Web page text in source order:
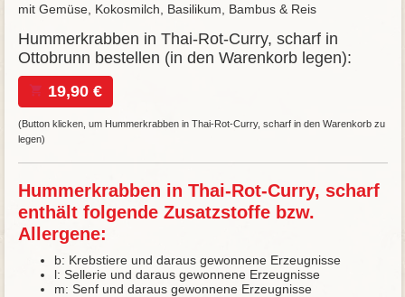
mit Gemüse, Kokosmilch, Basilikum, Bambus & Reis
Hummerkrabben in Thai-Rot-Curry, scharf in
Ottobrunn bestellen (in den Warenkorb legen):
19,90 €
(Button klicken, um Hummerkrabben in Thai-Rot-Curry, scharf in den Warenkorb zu
legen)
Hummerkrabben in Thai-Rot-Curry, scharf
enthält folgende Zusatzstoffe bzw.
Allergene:
b: Krebstiere und daraus gewonnene Erzeugnisse
l: Sellerie und daraus gewonnene Erzeugnisse
m: Senf und daraus gewonnene Erzeugnisse